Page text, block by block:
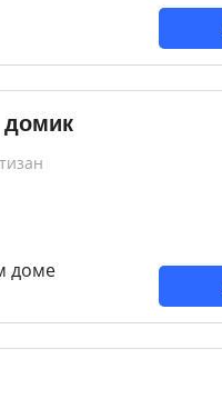
домик
доме